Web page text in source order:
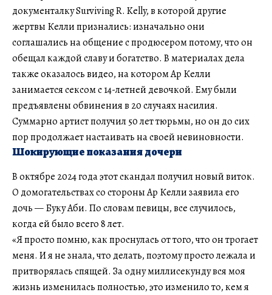
документалку Surviving R. Kelly, в которой другие
жертвы Келли признались: изначально они
соглашались на общение с продюсером потому, что он
обещал каждой славу и богатство. В материалах дела
также оказалось видео, на котором Ар Келли
занимается сексом с 14-летней девочкой. Ему были
предъявлены обвинения в 20 случаях насилия.
Суммарно артист получил 50 лет тюрьмы, но он до сих
пор продолжает настаивать на своей невиновности.
Шокирующие показания дочери
В октябре 2024 года этот скандал получил новый виток.
О домогательствах со стороны Ар Келли заявила его
дочь — Буку Аби. По словам певицы, все случилось,
когда ей было всего 8 лет.
«Я просто помню, как проснулась от того, что он трогает
меня. И я не знала, что делать, поэтому просто лежала и
притворялась спящей. За одну миллисекунду вся моя
жизнь изменилась полностью, это изменило то, кем я